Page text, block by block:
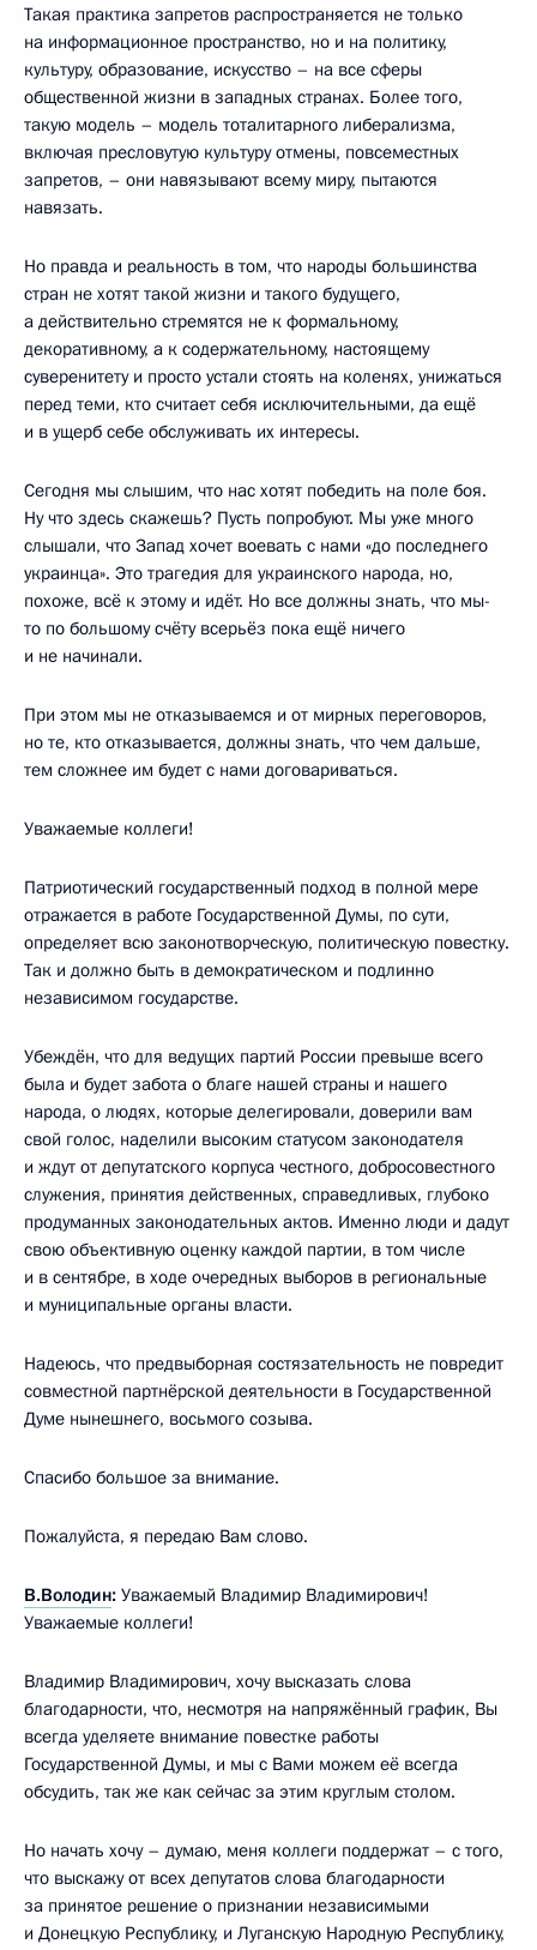
Такая практика запретов распространяется не только
на информационное пространство, но и на политику,
культуру, образование, искусство – на все сферы
общественной жизни в западных странах. Более того,
такую модель – модель тоталитарного либерализма,
включая пресловутую культуру отмены, повсеместных
запретов, – они навязывают всему миру, пытаются
навязать.
Но правда и реальность в том, что народы большинства
стран не хотят такой жизни и такого будущего,
а действительно стремятся не к формальному,
декоративному, а к содержательному, настоящему
суверенитету и просто устали стоять на коленях, унижаться
перед теми, кто считает себя исключительными, да ещё
и в ущерб себе обслуживать их интересы.
Сегодня мы слышим, что нас хотят победить на поле боя.
Ну что здесь скажешь? Пусть попробуют. Мы уже много
слышали, что Запад хочет воевать с нами «до последнего
украинца». Это трагедия для украинского народа, но,
похоже, всё к этому и идёт. Но все должны знать, что мы-
то по большому счёту всерьёз пока ещё ничего
и не начинали.
При этом мы не отказываемся и от мирных переговоров,
но те, кто отказывается, должны знать, что чем дальше,
тем сложнее им будет с нами договариваться.
Уважаемые коллеги!
Патриотический государственный подход в полной мере
отражается в работе Государственной Думы, по сути,
определяет всю законотворческую, политическую повестку.
Так и должно быть в демократическом и подлинно
независимом государстве.
Убеждён, что для ведущих партий России превыше всего
была и будет забота о благе нашей страны и нашего
народа, о людях, которые делегировали, доверили вам
свой голос, наделили высоким статусом законодателя
и ждут от депутатского корпуса честного, добросовестного
служения, принятия действенных, справедливых, глубоко
продуманных законодательных актов. Именно люди и дадут
свою объективную оценку каждой партии, в том числе
и в сентябре, в ходе очередных выборов в региональные
и муниципальные органы власти.
Надеюсь, что предвыборная состязательность не повредит
совместной партнёрской деятельности в Государственной
Думе нынешнего, восьмого созыва.
Спасибо большое за внимание.
Пожалуйста, я передаю Вам слово.
В.Володин: Уважаемый Владимир Владимирович!
Уважаемые коллеги!
Владимир Владимирович, хочу высказать слова
благодарности, что, несмотря на напряжённый график, Вы
всегда уделяете внимание повестке работы
Государственной Думы, и мы с Вами можем её всегда
обсудить, так же как сейчас за этим круглым столом.
Но начать хочу – думаю, меня коллеги поддержат – с того,
что выскажу от всех депутатов слова благодарности
за принятое решение о признании независимыми
и Донецкую Республику, и Луганскую Народную Республику,